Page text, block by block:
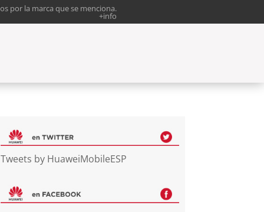
por la marca que se menciona.
+info
Tweets by HuaweiMobileESP